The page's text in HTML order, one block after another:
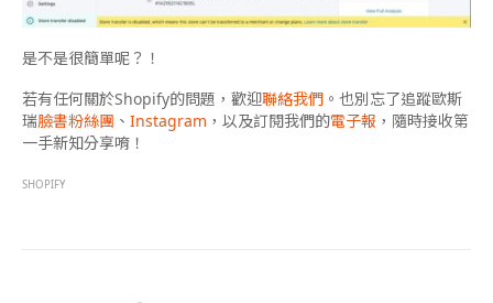
是不是很簡單呢？！
若有任何關於Shopify的問題，歡迎聯絡我們 。也別忘了追蹤歐斯
瑞臉書粉絲團 、 Instagram ，以及訂閱我們的電子報 ，隨時接收第
一手新知分享唷！
SHOPIFY